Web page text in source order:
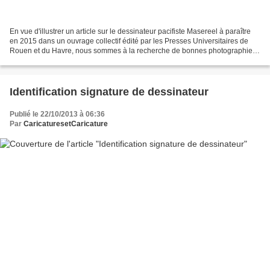
En vue d'illustrer un article sur le dessinateur pacifiste Masereel à paraître
en 2015 dans un ouvrage collectif édité par les Presses Universitaires de
Rouen et du Havre, nous sommes à la recherche de bonnes photographies
Identification signature de dessinateur
Publié le 22/10/2013 à 06:36
Par CaricaturesetCaricature